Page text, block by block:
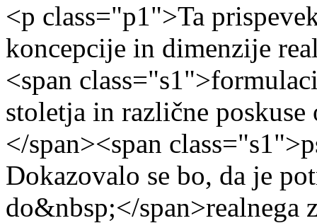
<p class="p1">Ta
koncepcije in dimenzije
<span
stoletja in različne
</span><span
Dokazovalo se bo, da je
do&nbsp;</span>realnega